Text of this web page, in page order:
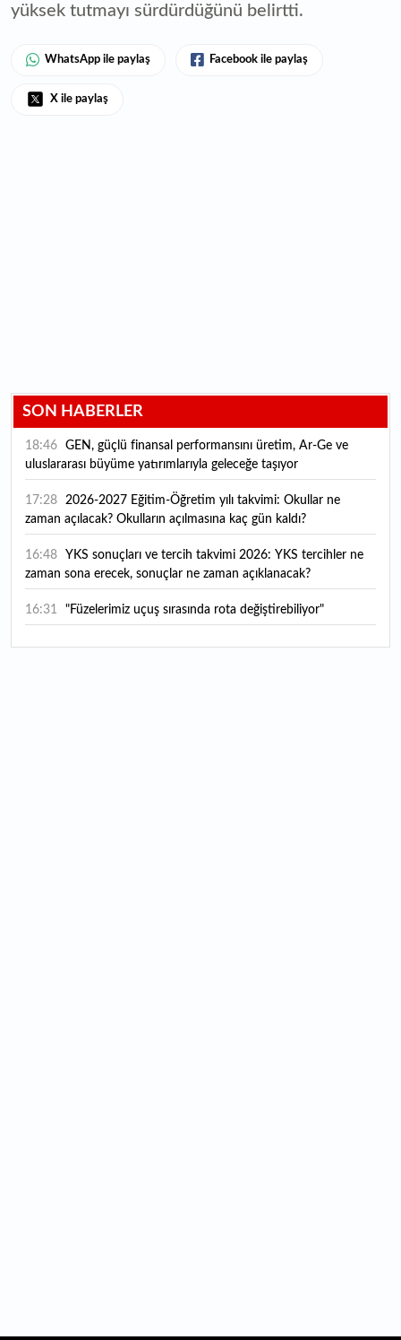
yüksek tutmayı sürdürdüğünü belirtti.
WhatsApp ile paylaş Facebook ile paylaş
X ile paylaş
SON HABERLER
18:46
uluslararası büyüme yatırımlarıyla geleceğe taşıyor
17:28
zaman açılacak? Okulların açılmasına kaç gün kaldı?
16:48
zaman sona erecek, sonuçlar ne zaman açıklanacak?
16:31 "Füzelerimiz uçuş sırasında rota değiştirebiliyor"
16:14 Günde 6 şişe satarak kişi başı 400 TL kazanç sağlıyorlar